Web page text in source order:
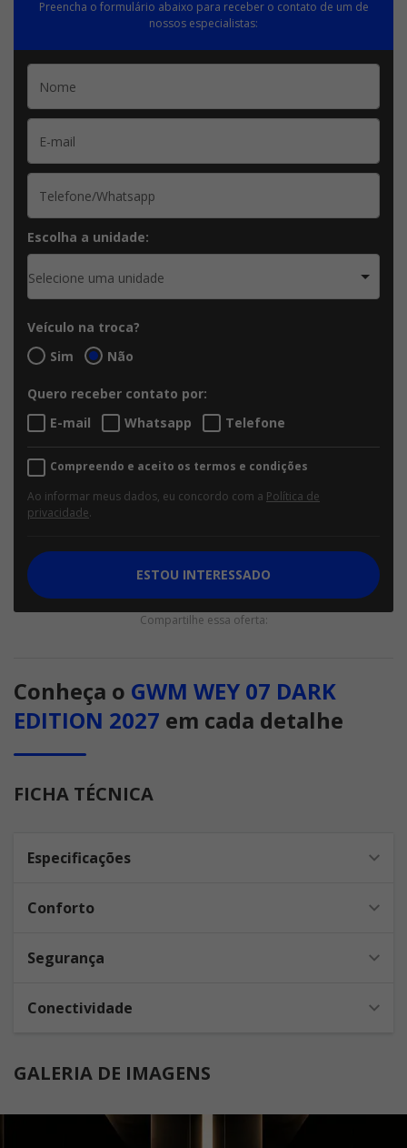
Preencha o formulário abaixo para receber o contato de um de
nossos especialistas:
Escolha a unidade:
Selecione uma unidade
Veículo na troca?
Sim
Não
Quero receber contato por:
E-mail
Whatsapp Telefone
Compreendo e aceito os termos e condições
Ao informar meus dados, eu concordo com a Política de
privacidade.
ESTOU INTERESSADO
Compartilhe essa oferta:
Conheça o GWM WEY 07 DARK
EDITION 2027 em cada detalhe
FICHA TÉCNICA
Especificações
Conforto
Segurança
Conectividade
GALERIA DE IMAGENS